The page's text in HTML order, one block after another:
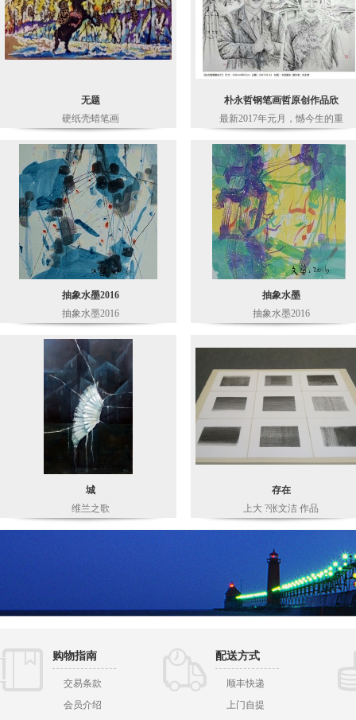
无题
硬纸壳蜡笔画
朴永哲钢笔画哲原创作品欣
最新2017年元月，憾今生的重
抽象水墨2016
抽象水墨2016
抽象水墨
抽象水墨2016
城
维兰之歌
存在
上大 ?张文洁 作品
购物指南
交易条款
会员介绍
配送方式
顺丰快递
上门自提